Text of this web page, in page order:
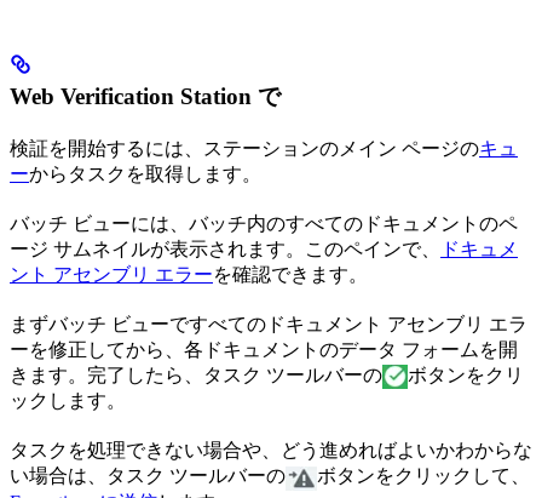
Web Verification Station で
検証を開始するには、ステーションのメイン ページのキュ
ーからタスクを取得します。
バッチ ビューには、バッチ内のすべてのドキュメントのペ
ージ サムネイルが表示されます。このペインで、
ドキュメ
ント アセンブリ エラーを確認できます。
まずバッチ ビューですべてのドキュメント アセンブリ エラ
ーを修正してから、各ドキュメントのデータ フォームを開
きます。完了したら、タスク ツールバーの
ボタンをクリ
ックします。
タスクを処理できない場合や、どう進めればよいかわからな
い場合は、タスク ツールバーの
ボタンをクリックして、